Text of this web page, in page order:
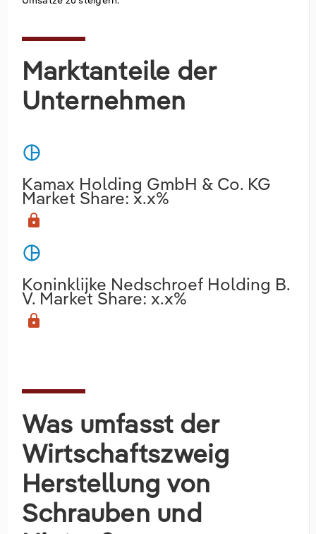
Marktanteile der
Unternehmen
pie_chart
Kamax Holding GmbH & Co. KG
Market Share: x.x%
lock
pie_chart
Koninklijke Nedschroef Holding B.
V. Market Share: x.x%
lock
Was umfasst der
Wirtschaftszweig
Herstellung von
Schrauben und